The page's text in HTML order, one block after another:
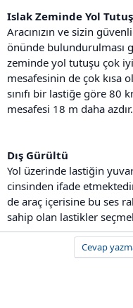
Islak Zeminde Yol
Aracınızın ve sizin
önünde bulundurulması
zeminde yol tutuşu çok
mesafesinin de çok kısa
sınıfı bir lastiğe göre 80
mesafesi 18 m daha azdır.
Dış Gürültü
Yol üzerinde lastiğin
cinsinden ifade
de araç içerisine bu ses
sahip olan lastikler
Cevap